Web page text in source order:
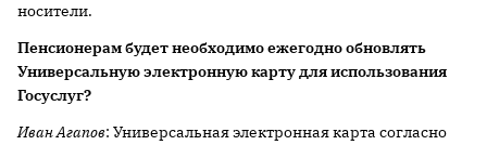
носители.
Пенсионерам будет необходимо ежегодно обновлять
Универсальную электронную карту для использования
Госуслуг?
Иван Агапов: Универсальная электронная карта согласно